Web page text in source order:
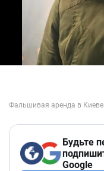
Будьте
Google